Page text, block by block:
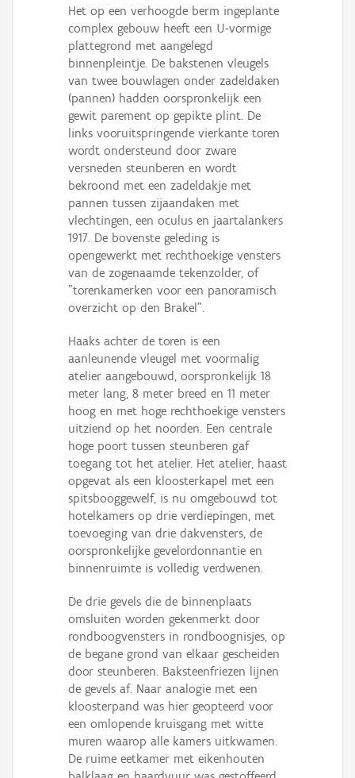
Het op een verhoogde berm ingeplante
complex gebouw heeft een U-vormige
plattegrond met aangelegd
binnenpleintje. De bakstenen vleugels
van twee bouwlagen onder zadeldaken
(pannen) hadden oorspronkelijk een
gewit parement op gepikte plint. De
links vooruitspringende vierkante toren
wordt ondersteund door zware
versneden steunberen en wordt
bekroond met een zadeldakje met
pannen tussen zijaandaken met
vlechtingen, een oculus en jaartalankers
1917. De bovenste geleding is
opengewerkt met rechthoekige vensters
van de zogenaamde tekenzolder, of
"torenkamerken voor een panoramisch
overzicht op den Brakel".
Haaks achter de toren is een
aanleunende vleugel met voormalig
atelier aangebouwd, oorspronkelijk 18
meter lang, 8 meter breed en 11 meter
hoog en met hoge rechthoekige vensters
uitziend op het noorden. Een centrale
hoge poort tussen steunberen gaf
toegang tot het atelier. Het atelier, haast
opgevat als een kloosterkapel met een
spitsbooggewelf, is nu omgebouwd tot
hotelkamers op drie verdiepingen, met
toevoeging van drie dakvensters, de
oorspronkelijke gevelordonnantie en
binnenruimte is volledig verdwenen.
De drie gevels die de binnenplaats
omsluiten worden gekenmerkt door
rondboogvensters in rondboognisjes, op
de begane grond van elkaar gescheiden
door steunberen. Baksteenfriezen lijnen
de gevels af. Naar analogie met een
kloosterpand was hier geopteerd voor
een omlopende kruisgang met witte
muren waarop alle kamers uitkwamen.
De ruime eetkamer met eikenhouten